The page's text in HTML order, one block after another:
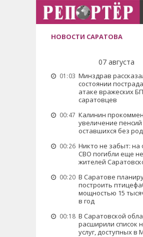
НОВОСТИ САРАТОВА
07 августа
01:03 Минздрав
состоянии
атаке вражеских
саратовцев
00:47 Калинин
увеличение
оставшихся без
00:26 Никто не забыт: на
СВО погибли еще
жителей
00:20 В Саратове
построить
мощностью 15
в год
00:18 В Саратовской
расширили список
услуг, доступных в